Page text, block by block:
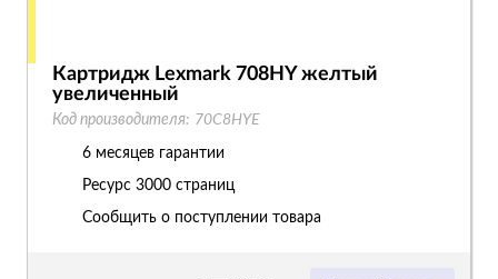
Картридж Lexmark 708HY желтый
увеличенный
Код производителя: 70C8HYE
6 месяцев гарантии
Ресурс 3000 страниц
Сообщить о поступлении товара